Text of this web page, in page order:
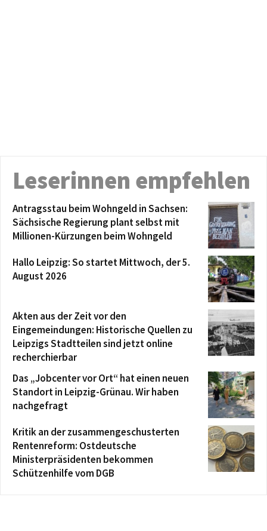
Leserinnen empfehlen
Antragsstau beim Wohngeld in Sachsen:
Sächsische Regierung plant selbst mit
Millionen-Kürzungen beim Wohngeld
Hallo Leipzig: So startet Mittwoch, der 5.
August 2026
Akten aus der Zeit vor den
Eingemeindungen: Historische Quellen zu
Leipzigs Stadtteilen sind jetzt online
recherchierbar
Das „Jobcenter vor Ort“ hat einen neuen
Standort in Leipzig-Grünau. Wir haben
nachgefragt
Kritik an der zusammengeschusterten
Rentenreform: Ostdeutsche
Ministerpräsidenten bekommen
Schützenhilfe vom DGB